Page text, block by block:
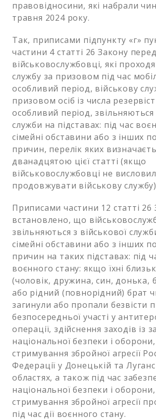
правовідносини, які набрали
травня 2024 року.
Так, приписами підпункту «г»
частини 4 статті 26 Закону
військовослужбовці, які
службу за призовом під час
особливий період, військову
призовом осіб із числа
особливий період, звільняються
служби на підставах: під час
сімейні обставини або з інших
причин, перелік яких
дванадцятою цієї статті (якщо
військовослужбовці не
продовжувати військову
Приписами частини 12 статті 26
встановлено, що
звільняються з військової
сімейні обставини або з інших
причин на таких підставах: під
воєнного стану: якщо їхні
(чоловік, дружина, син, донька,
або рідний (повнорідний) брат
загинули або пропали безвісти
безпосередньої участі у
операції, здійснення заходів із
національної безпеки і оборони,
стримування збройної агресії
Федерації у Донецькій та
областях, а також під час
національної безпеки і оборони,
стримування збройної агресії
під час дії воєнного стану.